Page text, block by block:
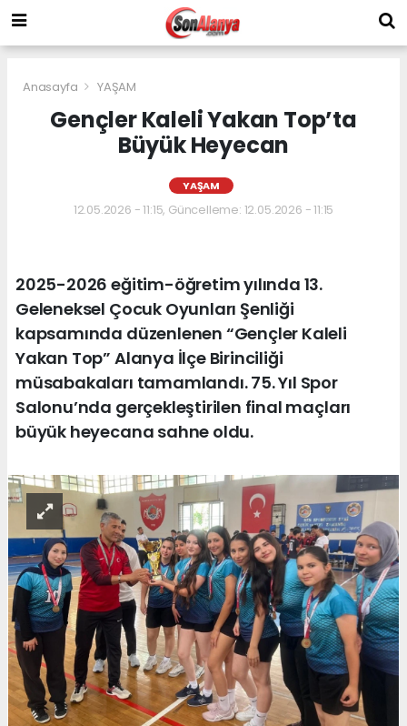
Anasayfa YAŞAM
Gençler Kaleli Yakan Top’ta
Büyük Heyecan
YAŞAM
12.05.2026 - 11:15, Güncelleme: 12.05.2026 - 11:15
2025-2026 eğitim-öğretim yılında 13.
Geleneksel Çocuk Oyunları Şenliği
kapsamında düzenlenen “Gençler Kaleli
Yakan Top” Alanya İlçe Birinciliği
müsabakaları tamamlandı. 75. Yıl Spor
Salonu’nda gerçekleştirilen final maçları
büyük heyecana sahne oldu.